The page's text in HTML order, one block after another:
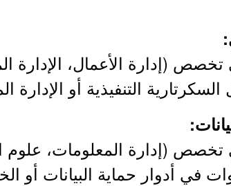
(إدارة الأعمال، الإدارة
التنفيذية أو الإدارة
(إدارة المعلومات، علوم